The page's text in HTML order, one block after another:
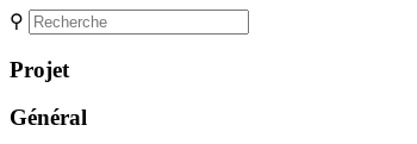
⚲
Projet
Général